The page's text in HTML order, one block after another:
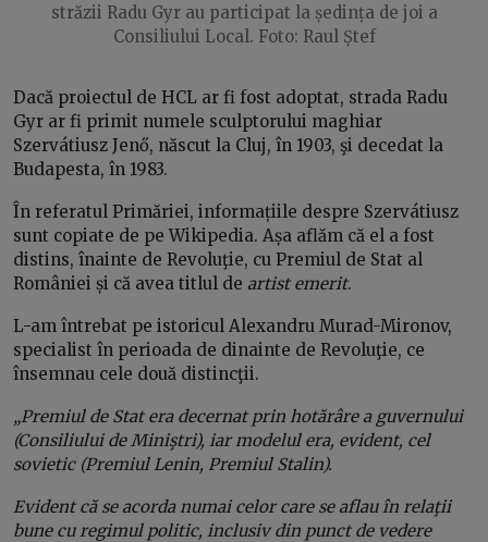
străzii Radu Gyr au participat la ședința de joi a
Consiliului Local. Foto: Raul Ștef
Dacă proiectul de HCL ar fi fost adoptat, strada Radu
Gyr ar fi primit numele sculptorului maghiar
Szervátiusz Jenő, născut la Cluj, în 1903, şi decedat la
Budapesta, în 1983.
În referatul Primăriei, informațiile despre Szervátiusz
sunt copiate de pe Wikipedia. Așa aflăm că el a fost
distins, înainte de Revoluţie, cu Premiul de Stat al
României și că avea titlul de artist emerit.
L-am întrebat pe istoricul Alexandru Murad-Mironov,
specialist în perioada de dinainte de Revoluţie, ce
însemnau cele două distincţii.
„Premiul de Stat era decernat prin hotărâre a guvernului
(Consiliului de Miniştri), iar modelul era, evident, cel
sovietic (Premiul Lenin, Premiul Stalin).
Evident că se acorda numai celor care se aflau în relaţii
bune cu regimul politic, inclusiv din punct de vedere